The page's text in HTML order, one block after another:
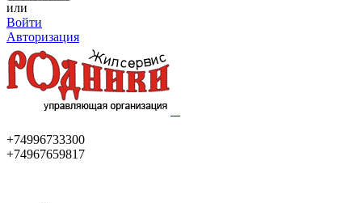
или
Войти
Авторизация
+74996733300
+74967659817